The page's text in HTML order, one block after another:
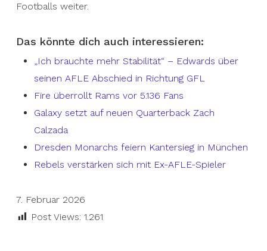
Footballs weiter.
Das könnte dich auch interessieren:
„Ich brauchte mehr Stabilität“ – Edwards über
seinen AFLE Abschied in Richtung GFL
Fire überrollt Rams vor 5.136 Fans
Galaxy setzt auf neuen Quarterback Zach
Calzada
Dresden Monarchs feiern Kantersieg in München
Rebels verstärken sich mit Ex-AFLE-Spieler
7. Februar 2026
Post Views: 1.261